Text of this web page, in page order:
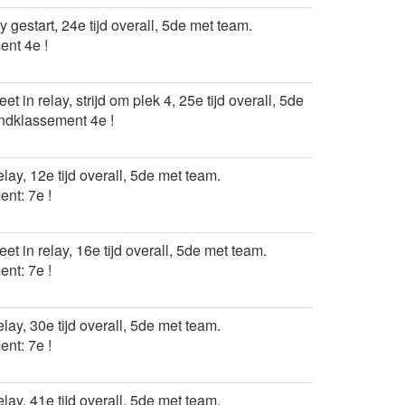
gestart, 24e tijd overall, 5de met team.
4e !
in relay, strijd om plek 4, 25e tijd overall, 5de
4e !
12e tijd overall, 5de met team.
7e !
in relay, 16e tijd overall, 5de met team.
7e !
30e tijd overall, 5de met team.
7e !
41e tijd overall, 5de met team.